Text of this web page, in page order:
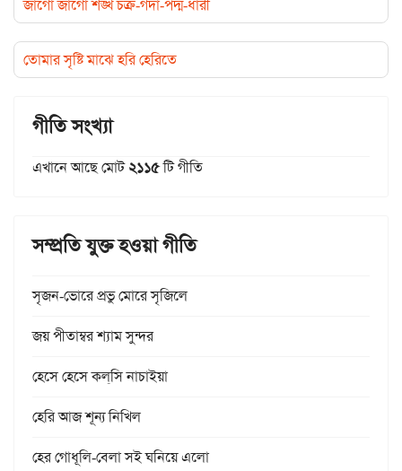
জাগো জাগো শঙ্খ চক্র-গদা-পদ্ম-ধারী
তোমার সৃষ্টি মাঝে হরি হেরিতে
গীতি সংখ্যা
এখানে আছে মোট২১১৫টি গীতি
সম্প্রতি যুক্ত হওয়া গীতি
সৃজন-ভোরে প্রভু মোরে সৃজিলে
জয় পীতাম্বর শ্যাম সুন্দর
হেসে হেসে কল্‌সি নাচাইয়া
হেরি আজ শূন্য নিখিল
হের গোধূলি-বেলা সই ঘনিয়ে এলো